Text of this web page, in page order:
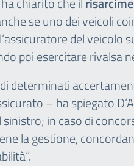
se uno dei veicoli
del veicolo
poi esercitare rivalsa
determinati
– ha spiegato
in caso di
la gestione,